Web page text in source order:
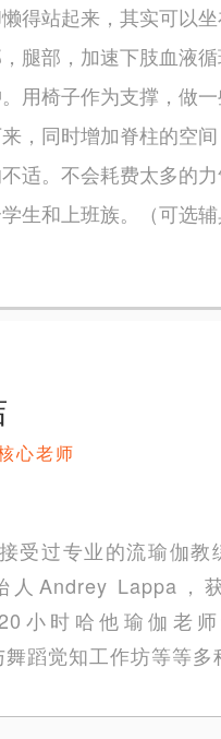
得站起来，其实可以
腿部，加速下肢血液
用椅子作为支撑，做
，同时增加脊柱的空
适。不会耗费太多的
生和上班族。（可选
心老师
受过专业的流瑜伽
人Andrey Lappa
小时哈他瑜伽老
蹈觉知工作坊等等多